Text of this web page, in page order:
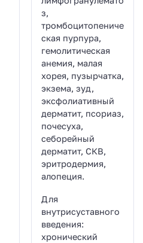
з,
тромбоцитопениче
ская пурпура,
гемолитическая
анемия, малая
хорея, пузырчатка,
экзема, зуд,
эксфолиативный
дерматит, псориаз,
почесуха,
себорейный
дерматит, СКВ,
эритродермия,
алопеция.
Для
внутрисуставного
введения:
хронический